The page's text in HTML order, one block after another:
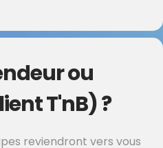
ou
T'nB) ?
reviendront vers vous